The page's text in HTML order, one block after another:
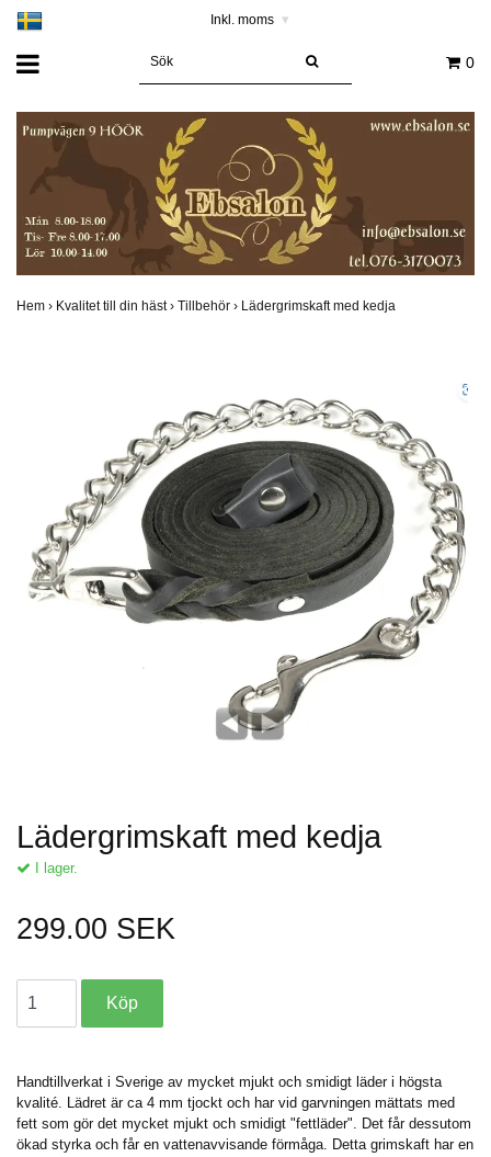
Inkl. moms ▾
0
Hem › Kvalitet till din häst› Tillbehör › Lädergrimskaft med kedja
Lädergrimskaft med kedja
I lager.
299.00 SEK
Handtillverkat i Sverige av mycket mjukt och smidigt läder i högsta
kvalité. Lädret är ca 4 mm tjockt och har vid garvningen mättats med
fett som gör det mycket mjukt och smidigt "fettläder". Det får dessutom
ökad styrka och får en vattenavvisande förmåga. Detta grimskaft har en